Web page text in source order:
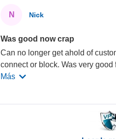
N Nick
Was good now crap
Can no longer get ahold of
connect or block. Was very good
Más